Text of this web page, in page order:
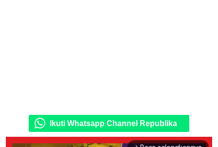
Ikuti Whatsapp Channel Republika